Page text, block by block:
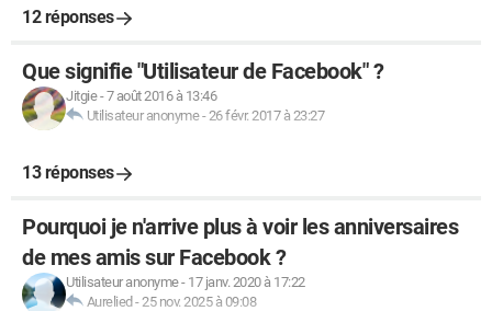
12 réponses
Que signifie "Utilisateur de Facebook" ?
Jitgie-7 août 2016 à 13:46
Utilisateur anonyme-26 févr. 2017 à 23:27
13 réponses
Pourquoi je n'arrive plus à voir les anniversaires
de mes amis sur Facebook ?
Utilisateur anonyme- 17 janv. 2020 à 17:22
Aurelied -25 nov. 2025 à 09:08